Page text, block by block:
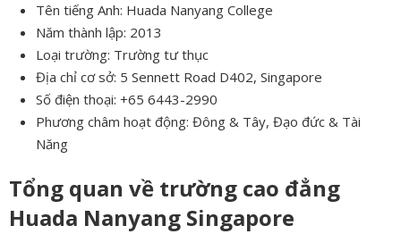
Tên tiếng Anh: Huada Nanyang College
Năm thành lập: 2013
Loại trường: Trường tư thục
Địa chỉ cơ sở: 5 Sennett Road D402, Singapore
Số điện thoại: +65 6443-2990
Phương châm hoạt động: Đông & Tây, Đạo đức & Tài
Năng
Tổng quan về trường cao đẳng
Huada Nanyang Singapore